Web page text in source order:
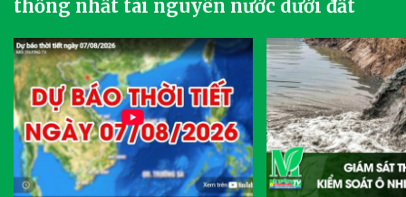
thống nhất tài nguyên nước dưới đất